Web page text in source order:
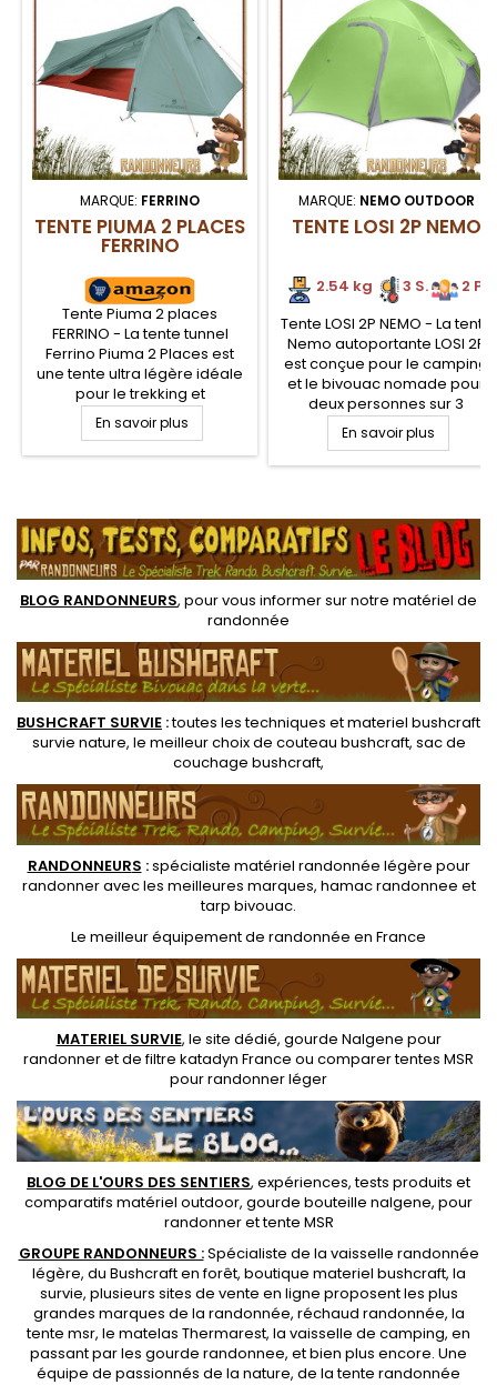
MARQUE: FERRINO
TENTE PIUMA 2 PLACES
FERRINO
Tente Piuma 2 places
FERRINO - La tente tunnel
Ferrino Piuma 2 Places est
une tente ultra légère idéale
pour le trekking et
bikepacking. Pour tout juste
1.3 kg, la tente Piuma 2 vous
assure un abri idéal sur 3
résister aux intempéries.
Système de montage rapide
et intuitif, qui malgré sa taille
et poids...
En savoir plus
MARQUE: NEMO OUTDOOR
TENTE LOSI 2P NEMO
2.54 kg 3 S.
2 P.
Tente LOSI 2P NEMO - La tente
Nemo autoportante LOSI 2P
est conçue pour le camping
et le bivouac nomade pour
deux personnes sur 3
saisons. Tente dôme avec
deux grandes ouvertures et
absides. Facile à monter, son
temps et son aération est
optimisée. Sa conception de
montage assure un grand
espace de...
En savoir plus
BLOG RANDONNEURS, pour vous informer sur notre matériel de
randonnée
BUSHCRAFT SURVIE :toutes les techniques etmateriel bushcraft
survie nature, le meilleur choix de couteau bushcraft, sac de
couchage bushcraft,
RANDONNEURS :spécialiste matériel randonnée légère pour
randonner avec les meilleures marques, hamac randonnee et
tarp bivouac.
Le meilleur équipement de randonnée en France
MATERIEL SURVIE, le site dédié, gourde Nalgene pour
randonneret defiltre katadyn France ou comparer tentes MSR
pour randonner léger
BLOG DE L'OURS DES SENTIERS, expériences, tests produits et
comparatifs matériel outdoor, gourde bouteille nalgene, pour
randonner ettente MSR
GROUPE RANDONNEURS :Spécialiste de la vaisselle randonnée
légère, du Bushcraft en forêt, boutique materiel bushcraft, la
survie, plusieurs sites de vente en ligne proposent les plus
grandes marques de la randonnée, réchaud randonnée, la
tente msr, le matelas Thermarest, la vaisselle de camping, en
passant par les gourde randonnee, et bien plus encore. Une
équipe de passionnés de la nature, de latente randonnée